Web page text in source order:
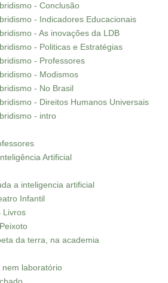
- Conclusão
- Indicadores Educacionais
- As inovações da LDB
- Politicas e Estratégias
- Professores
- Modismos
- No Brasil
- Direitos Humanos Universais
- intro
Artificial
a inteligencia artificial
Infantil
Livros
da terra, na academia
nem laboratório